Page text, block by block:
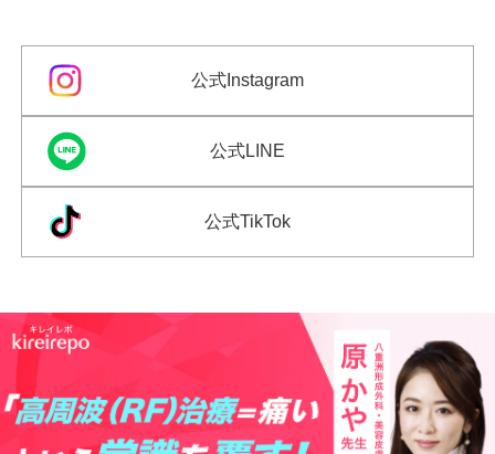
公式Instagram
公式LINE
公式TikTok